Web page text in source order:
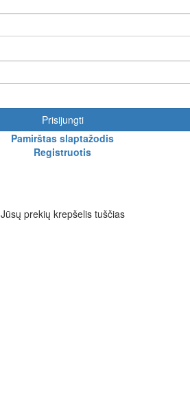
Prisijungti
Pamirštas slaptažodis
Registruotis
Jūsų prekių krepšelis tuščias